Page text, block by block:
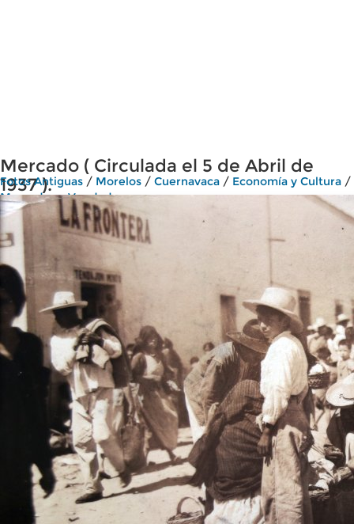
Mercado ( Circulada el 5 de Abril de
1937 ).
Fotos Antiguas / Morelos / Cuernavaca / Economía y Cultura /
Mercados y Vendedores